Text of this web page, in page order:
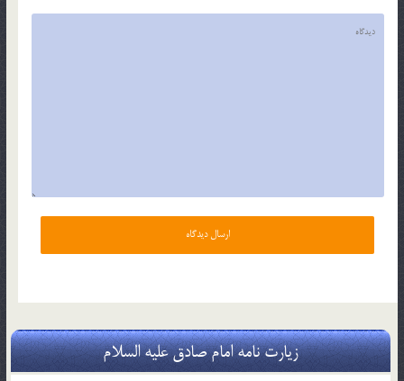
زیارت نامه امام صادق علیه السلام